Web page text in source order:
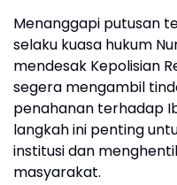
Menanggapi putusan
selaku kuasa hukum
mendesak Kepolisian
segera mengambil
penahanan terhadap
langkah ini penting
institusi dan
masyarakat.